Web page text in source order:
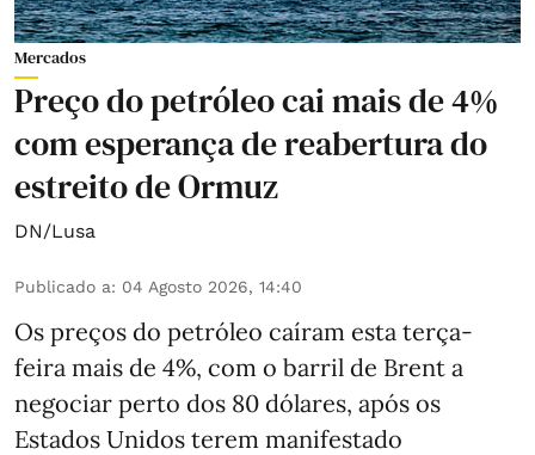
Mercados
Preço do petróleo cai mais de 4%
com esperança de reabertura do
estreito de Ormuz
DN/Lusa
Publicado a: 04 Agosto 2026, 14:40
Os preços do petróleo caíram esta terça-
feira mais de 4%, com o barril de Brent a
negociar perto dos 80 dólares, após os
Estados Unidos terem manifestado